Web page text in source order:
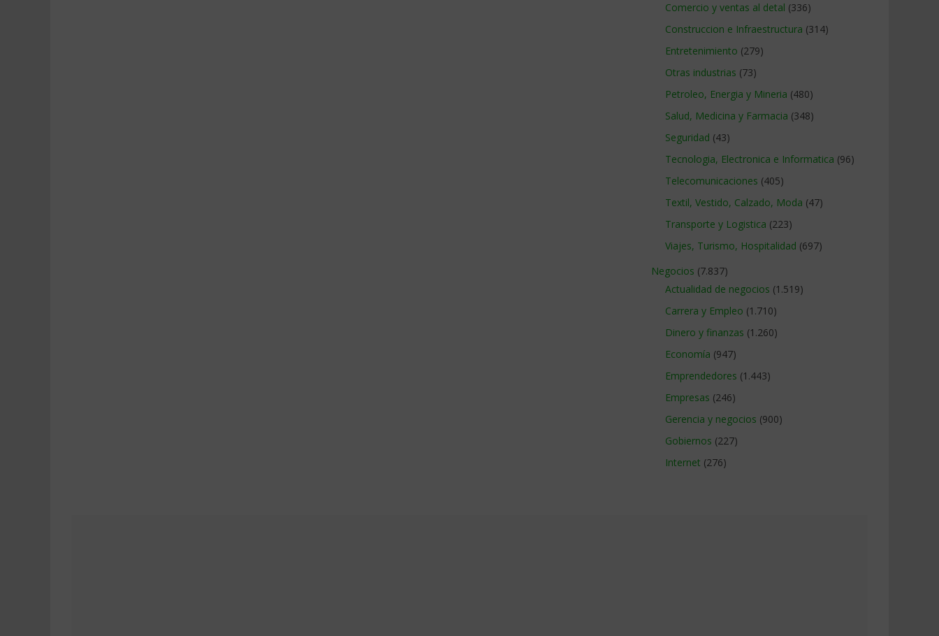
Comercio y ventas al detal (336)
Construccion e Infraestructura (314)
Entretenimiento (279)
Otras industrias (73)
Petroleo, Energia y Mineria (480)
Salud, Medicina y Farmacia (348)
Seguridad (43)
Tecnologia, Electronica e Informatica (96)
Telecomunicaciones (405)
Textil, Vestido, Calzado, Moda (47)
Transporte y Logistica (223)
Viajes, Turismo, Hospitalidad (697)
Negocios (7.837)
Actualidad de negocios (1.519)
Carrera y Empleo (1.710)
Dinero y finanzas (1.260)
Economía (947)
Emprendedores (1.443)
Empresas (246)
Gerencia y negocios (900)
Gobiernos (227)
Internet (276)